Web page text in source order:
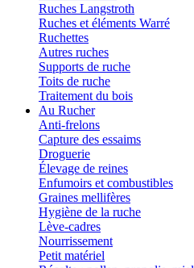
Ruches Langstroth
Ruches et éléments Warré
Ruchettes
Autres ruches
Supports de ruche
Toits de ruche
Traitement du bois
Au Rucher
Anti-frelons
Capture des essaims
Droguerie
Élevage de reines
Enfumoirs et combustibles
Graines mellifères
Hygiène de la ruche
Lève-cadres
Nourrissement
Petit matériel